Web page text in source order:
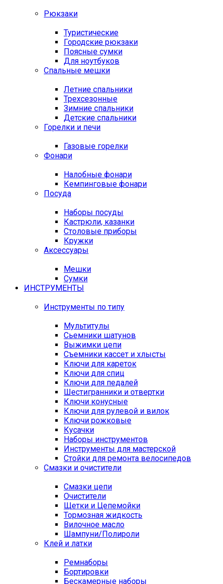
Рюкзаки
Туристические
Городские рюкзаки
Поясные сумки
Для ноутбуков
Спальные мешки
Летние спальники
Трехсезонные
Зимние спальники
Детские спальники
Горелки и печи
Газовые горелки
Фонари
Налобные фонари
Кемпинговые фонари
Посуда
Наборы посуды
Кастрюли, казанки
Столовые приборы
Кружки
Аксессуары
Мешки
Сумки
ИНСТРУМЕНТЫ
Инструменты по типу
Мультитулы
Сьемники шатунов
Выжимки цепи
Съемники кассет и хлысты
Ключи для кареток
Ключи для спиц
Ключи для педалей
Шестигранники и отвертки
Ключи конусные
Ключи для рулевой и вилок
Ключи рожковые
Кусачки
Наборы инструментов
Инструменты для мастерской
Стойки для ремонта велосипедов
Смазки и очистители
Смазки цепи
Очистители
Щетки и Цепемойки
Тормозная жидкость
Вилочное масло
Шампуни/Полироли
Клей и латки
Ремнаборы
Бортировки
Бескамерные наборы